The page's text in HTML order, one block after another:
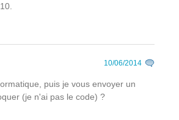
10/06/2014
puis je vous envoyer un
(je n'ai pas le code) ?